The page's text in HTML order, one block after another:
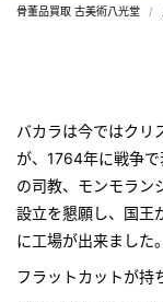
骨董品買取 古美術八光堂
バカラは今ではクリ
が、1764年に戦争
の司教、モンモラン
設立を懇願し、国王
に工場が出来ました
フラットカットが持